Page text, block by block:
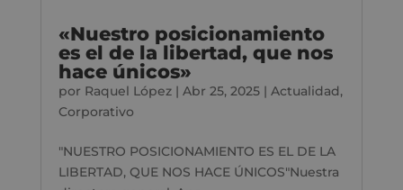
«Nuestro posicionamiento
es el de la libertad, que nos
hace únicos»
por Raquel López| Abr 25, 2025| Actualidad,
Corporativo
"NUESTRO POSICIONAMIENTO ES EL DE LA
LIBERTAD, QUE NOS HACE ÚNICOS"Nuestra